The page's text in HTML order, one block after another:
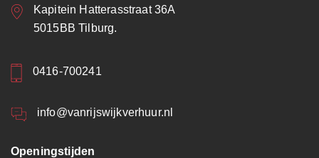
Kapitein Hatterasstraat 36A
5015BB Tilburg.
0416-700241
info@vanrijswijkverhuur.nl
Openingstijden